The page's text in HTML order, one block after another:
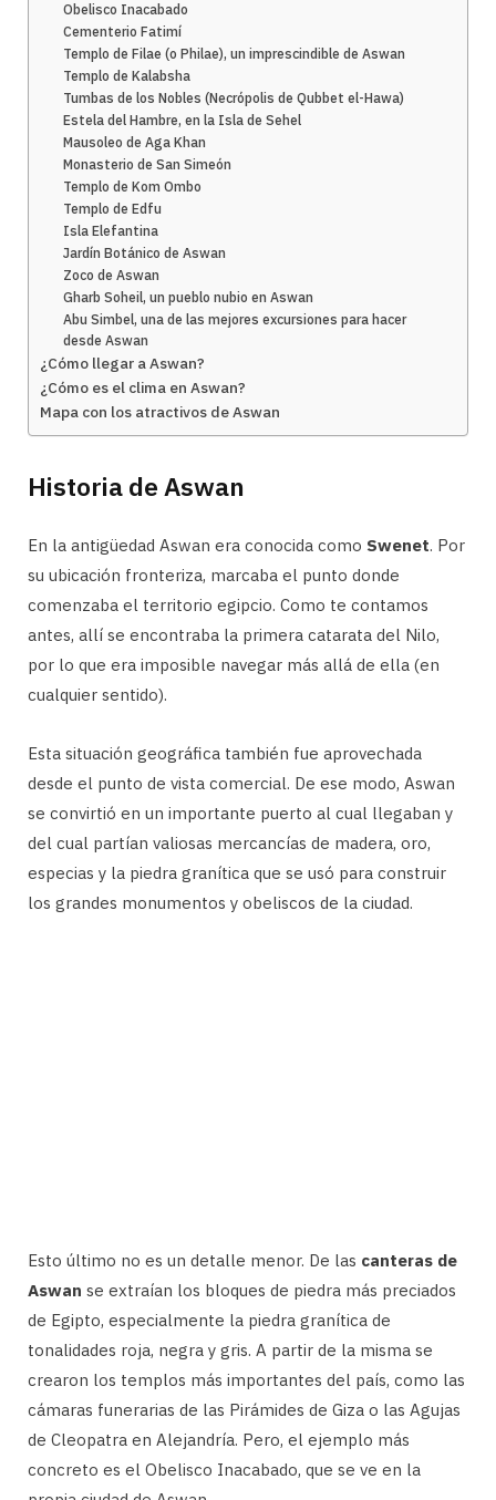
Obelisco Inacabado
Cementerio Fatimí
Templo de Filae (o Philae), un imprescindible de Aswan
Templo de Kalabsha
Tumbas de los Nobles (Necrópolis de Qubbet el-Hawa)
Estela del Hambre, en la Isla de Sehel
Mausoleo de Aga Khan
Monasterio de San Simeón
Templo de Kom Ombo
Templo de Edfu
Isla Elefantina
Jardín Botánico de Aswan
Zoco de Aswan
Gharb Soheil, un pueblo nubio en Aswan
Abu Simbel, una de las mejores excursiones para hacer
desde Aswan
¿Cómo llegar a Aswan?
¿Cómo es el clima en Aswan?
Mapa con los atractivos de Aswan
Historia de Aswan
En la antigüedad Aswan era conocida como Swenet. Por
su ubicación fronteriza, marcaba el punto donde
comenzaba el territorio egipcio. Como te contamos
antes, allí se encontraba la primera catarata del Nilo,
por lo que era imposible navegar más allá de ella (en
cualquier sentido).
Esta situación geográfica también fue aprovechada
desde el punto de vista comercial. De ese modo, Aswan
se convirtió en un importante puerto al cual llegaban y
del cual partían valiosas mercancías de madera, oro,
especias y la piedra granítica que se usó para construir
los grandes monumentos y obeliscos de la ciudad.
Esto último no es un detalle menor. De las canteras de
Aswan se extraían los bloques de piedra más preciados
de Egipto, especialmente la piedra granítica de
tonalidades roja, negra y gris. A partir de la misma se
crearon los templos más importantes del país, como las
cámaras funerarias de las Pirámides de Giza o las Agujas
de Cleopatra en Alejandría. Pero, el ejemplo más
concreto es el Obelisco Inacabado, que se ve en la